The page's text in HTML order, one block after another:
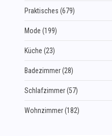
Praktisches (679)
Mode (199)
Küche (23)
Badezimmer (28)
Schlafzimmer (57)
Wohnzimmer (182)